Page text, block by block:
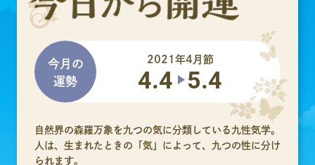
今月の
運勢
2021年4月節
4.4 5.4
自然界の森羅万象を九つの気に分類している九性気学。
人は、生まれたときの「気」によって、九つの性に分け
られます。